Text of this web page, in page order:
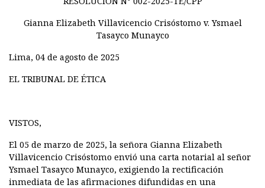
Gianna Elizabeth Villavicencio Crisóstomo v. Ysmael
Tasayco Munayco
Lima, 04 de agosto de 2025
EL TRIBUNAL DE ÉTICA
VISTOS,
El 05 de marzo de 2025, la señora Gianna Elizabeth
Villavicencio Crisóstomo envió una carta notarial al señor
Ysmael Tasayco Munayco, exigiendo la rectificación
inmediata de las afirmaciones difundidas en una